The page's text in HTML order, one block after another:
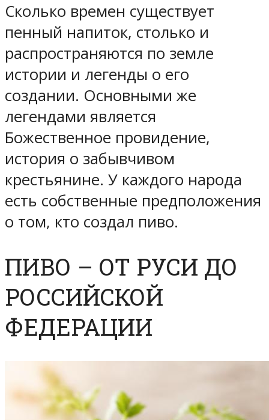
Сколько времен существует
пенный напиток, столько и
распространяются по земле
истории и легенды о его
создании. Основными же
легендами является
Божественное провидение,
история о забывчивом
крестьянине. У каждого народа
есть собственные предположения
о том, кто создал пиво.
ПИВО – ОТ РУСИ ДО
РОССИЙСКОЙ
ФЕДЕРАЦИИ